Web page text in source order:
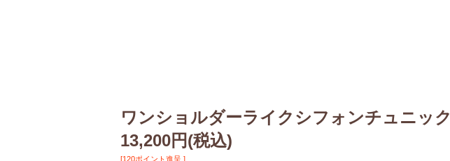
ワンショルダーライクシフォンチュニック
13,200円(税込)
[120ポイント進呈 ]